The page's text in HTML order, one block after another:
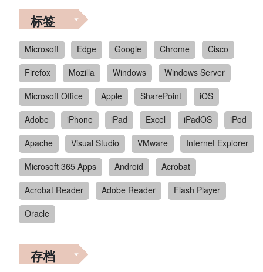
标签
Microsoft Edge Google Chrome
Cisco
Firefox
Mozilla Windows
Windows Server
Microsoft Office
Apple SharePoint
iOS
Adobe
iPhone iPad Excel iPadOS
iPod
Apache
Visual Studio VMware
Internet Explorer
Microsoft 365 Apps
Android
Acrobat
Acrobat Reader
Adobe Reader
Flash Player
Oracle
存档